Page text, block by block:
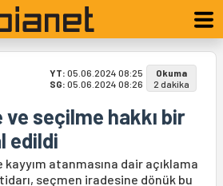
YT: 05.06.2024 08:25
SG: 05.06.2024 08:26
Okuma
2 dakika
ve seçilme hakkı bir
edildi
atanmasına dair açıklama
seçmen iradesine dönük bu